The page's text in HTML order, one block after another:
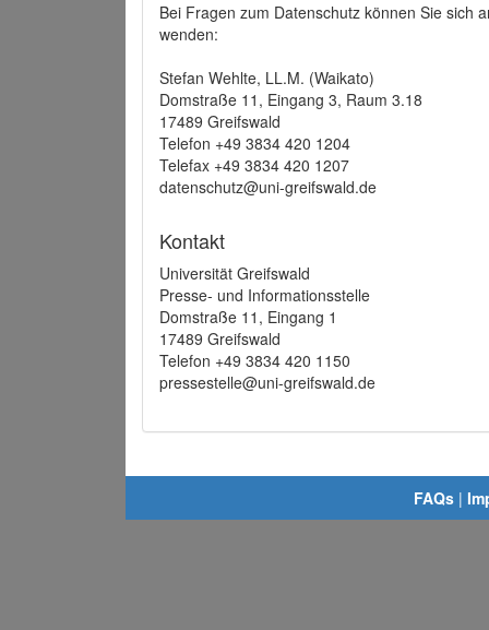
Bei Fragen zum Datenschutz können Sie sich
wenden:
Stefan Wehlte, LL.M. (Waikato)
Domstraße 11, Eingang 3, Raum 3.18
17489 Greifswald
Telefon +49 3834 420 1204
Telefax +49 3834 420 1207
datenschutz@uni-greifswald.de
Kontakt
Universität Greifswald
Presse- und Informationsstelle
Domstraße 11, Eingang 1
17489 Greifswald
Telefon +49 3834 420 1150
pressestelle@uni-greifswald.de
FAQs |